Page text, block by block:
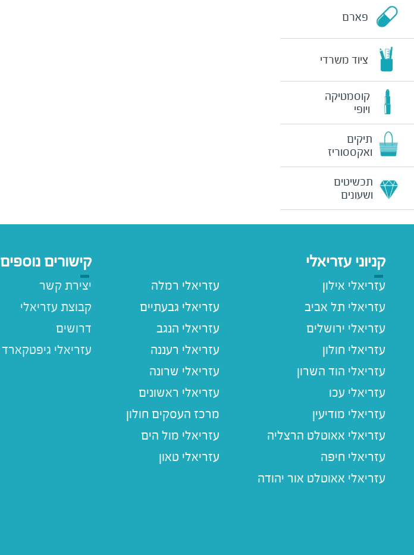
פארם
ציוד משרדי
קוסמטיקה
ויופי
תיקים
ואקססוריז
תכשיטים
ושעונים
קניוני עזריאלי
עזריאלי אילון
עזריאלי תל אביב
עזריאלי ירושלים
עזריאלי חולון
עזריאלי הוד השרון
עזריאלי עכו
עזריאלי מודיעין
עזריאלי אאוטלט הרצליה
עזריאלי חיפה
עזריאלי אאוטלט אור יהודה
עזריאלי רמלה
עזריאלי גבעתיים
עזריאלי הנגב
עזריאלי רעננה
עזריאלי שרונה
עזריאלי ראשונים
מרכז העסקים חולון
עזריאלי מול הים
עזריאלי טאון
קישורים נוספים
יצירת קשר
קבוצת עזריאלי
דרושים